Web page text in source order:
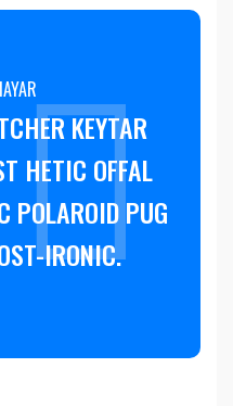
KEYTAR
HETIC OFFAL
POLAROID PUG
IRONIC.